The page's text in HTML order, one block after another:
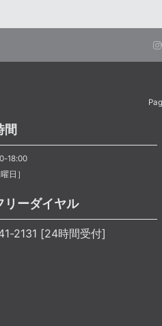
間
18:00
日］
リーダイヤル
2131 [24時間受付]